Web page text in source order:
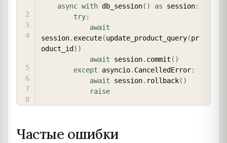
async with db_session( ) as session:
try:
await
session. execute(update_product_query(pr
oduct_id ) )
await session. commit ( )
except asyncio. CancelledError:
await session. rollback( )
raise
Частые ошибки